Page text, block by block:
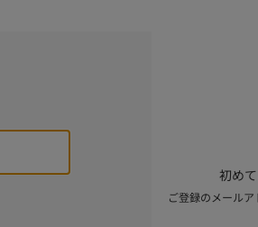
初め
ご登録のメール